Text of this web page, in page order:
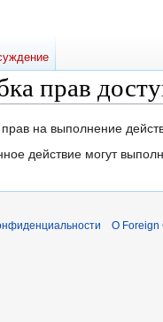
прав
прав на выполнение
действие могут
О Foreign